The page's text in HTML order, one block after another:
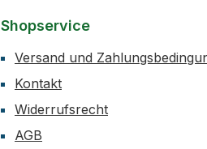
Shopservice
Versand und
Kontakt
Widerrufsrecht
AGB